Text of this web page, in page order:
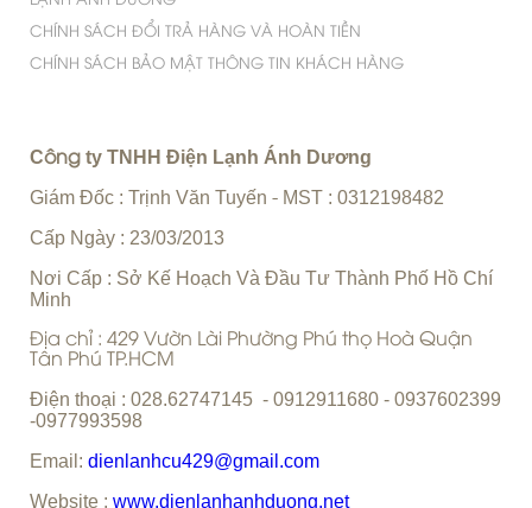
CHÍNH SÁCH ĐỔI TRẢ HÀNG VÀ HOÀN TIỀN
CHÍNH SÁCH BẢO MẬT THÔNG TIN KHÁCH HÀNG
Công ty TNHH Điện Lạnh Ánh Dương
Giám Đốc : Trịnh Văn Tuyến - MST : 0312198482
Cấp Ngày : 23/03/2013
Nơi Cấp : Sở Kế Hoạch Và Đầu Tư Thành Phố Hồ Chí
Minh
Địa chỉ : 429 Vườn Lài Phường Phú thọ Hoà Quận
Tân Phú TP.HCM
Điện thoại : 028.62747145 - 0912911680 - 0937602399
-0977993598
Email: dienlanhcu429@gmail.com
Website : www.dienlanhanhduong.net